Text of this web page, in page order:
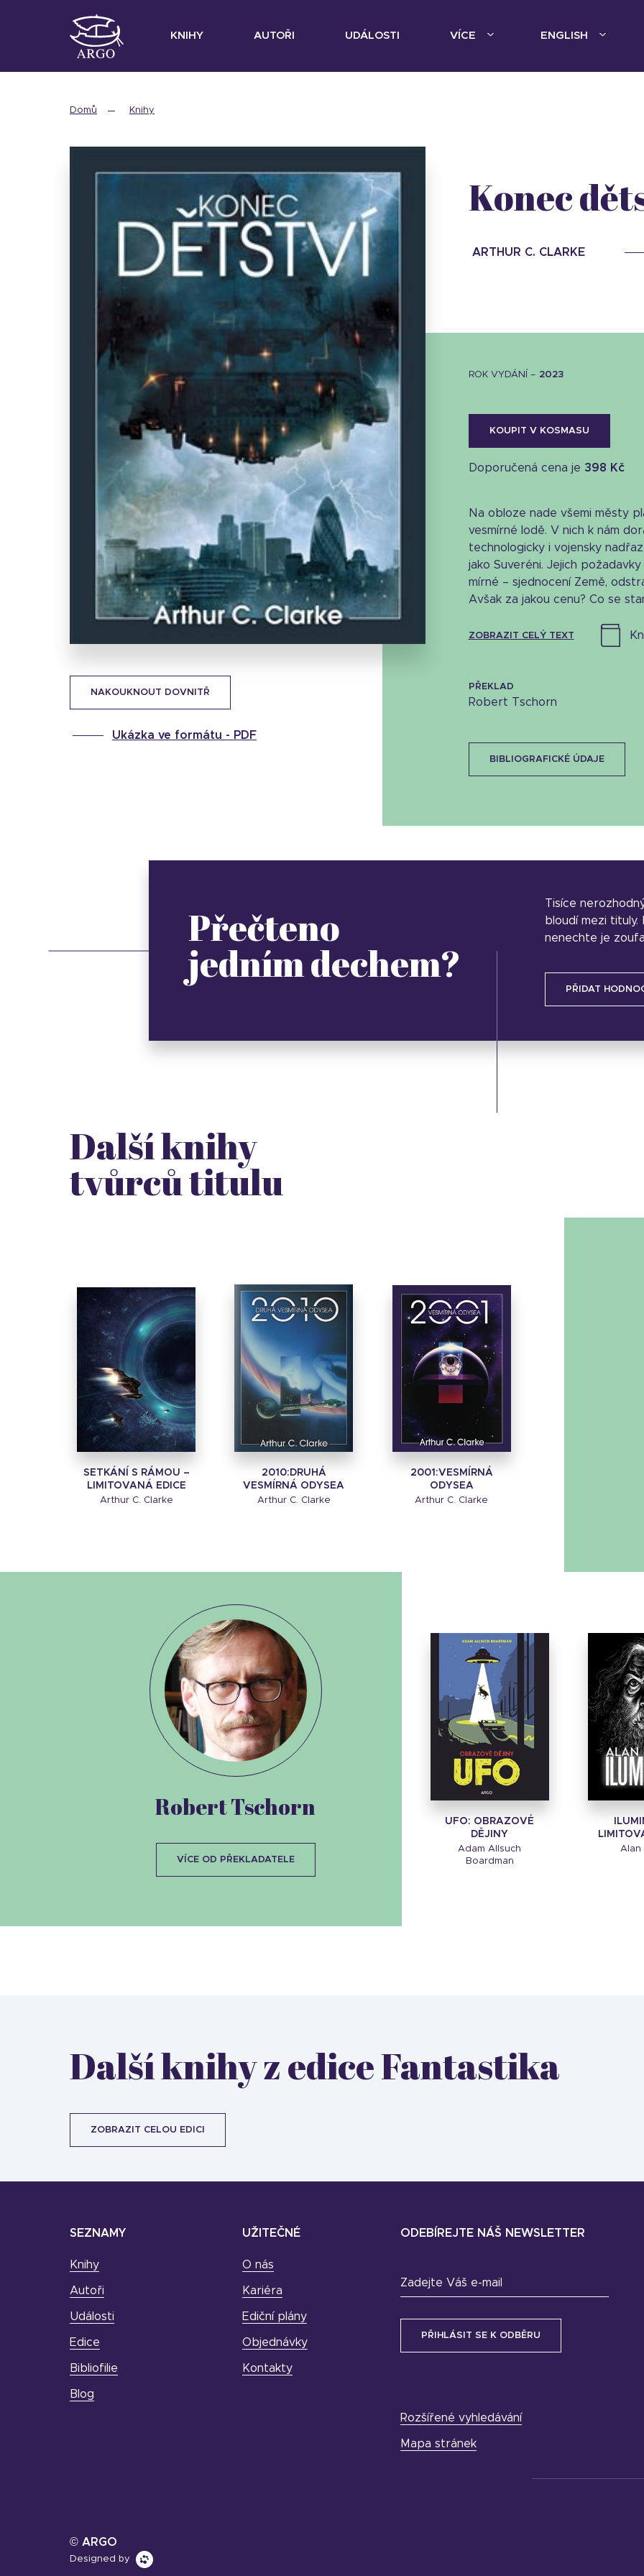
KNIHY AUTOŘI UDÁLOSTI VÍCE ENGLISH
Domů Knihy
Stáhnout obálku
NAKOUKNOUT DOVNITŘ
Ukázka ve formátu - PDF
Konec
ARTHUR C. CLARKE
ROK VYDÁNÍ – 2023
KOUPIT V KOSMASU
Doporučená cena je 398 Kč
Na obloze nade všemi městy
vesmírné lodě. V nich k nám
technologicky i vojensky
jako Suveréni. Jejich
mírné – sjednocení Země,
Avšak za jakou cenu? Co se
ZOBRAZIT CELÝ TEXT
PŘEKLAD
Robert Tschorn
BIBLIOGRAFICKÉ ÚDAJE
Přečteno
jedním dechem?
Tisíce
bloudí mezi
nenechte je
PŘIDAT
Další knihy
tvůrců titulu
SETKÁNÍ S RÁMOU –
LIMITOVANÁ EDICE
Arthur C. Clarke
2010:DRUHÁ
VESMÍRNÁ ODYSEA
Arthur C. Clarke
2001:VESMÍRNÁ
ODYSEA
Arthur C. Clarke
UFO: OBRAZOVÉ
DĚJINY
Adam Allsuch
Boardman
Alan
Robert Tschorn
VÍCE OD PŘEKLADATELE
Další knihy z edice Fantastika
ZOBRAZIT CELOU EDICI
SEZNAMY
Knihy
Autoři
Události
Edice
Bibliofilie
Blog
UŽITEČNÉ
O nás
Kariéra
Ediční plány
Objednávky
Kontakty
ODEBÍREJTE NÁŠ NEWSLETTER
Zadejte Váš e-mail
Rozšířené vyhledávání
Mapa stránek
© ARGO
Designed by